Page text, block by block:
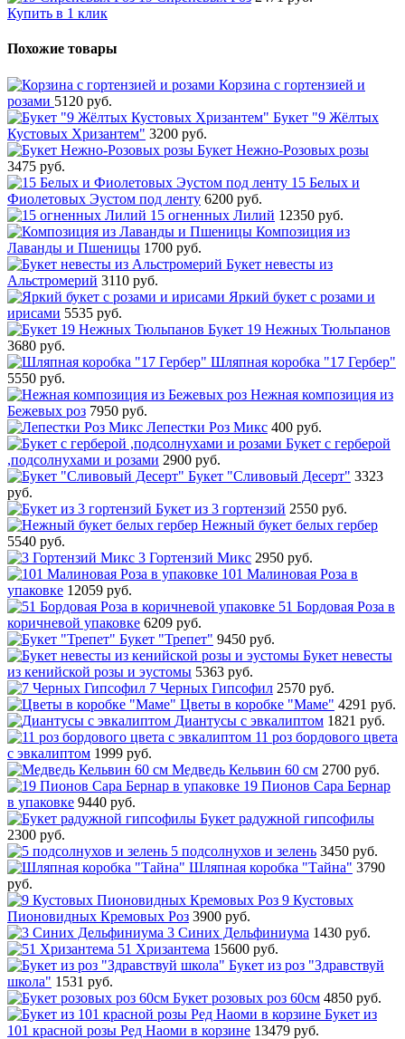
Купить в 1 клик
Похожие товары
Корзина с гортензией и
розами 5120 руб.
Букет "9 Жёлтых
Кустовых Хризантем" 3200 руб.
Букет Нежно-Розовых розы
3475 руб.
15 Белых и
Фиолетовых Эустом под ленту 6200 руб.
15 огненных Лилий 12350 руб.
Композиция из
Лаванды и Пшеницы 1700 руб.
Букет невесты из
Альстромерий 3110 руб.
Яркий букет с розами и
ирисами 5535 руб.
Букет 19 Нежных Тюльпанов
3680 руб.
Шляпная коробка "17 Гербер"
5550 руб.
Нежная композиция из
Бежевых роз 7950 руб.
Лепестки Роз Микс 400 руб.
Букет с герберой
,подсолнухами и розами 2900 руб.
Букет "Сливовый Десерт" 3323
руб.
Букет из 3 гортензий 2550 руб.
Нежный букет белых гербер
5540 руб.
3 Гортензий Микс 2950 руб.
101 Малиновая Роза в
упаковке 12059 руб.
51 Бордовая Роза в
коричневой упаковке 6209 руб.
Букет "Трепет" 9450 руб.
Букет невесты
из кенийской розы и эустомы 5363 руб.
7 Черных Гипсофил 2570 руб.
Цветы в коробке "Маме" 4291 руб.
Диантусы с эвкалиптом 1821 руб.
11 роз бордового цвета
с эвкалиптом 1999 руб.
Медведь Кельвин 60 см 2700 руб.
19 Пионов Сара Бернар
в упаковке 9440 руб.
Букет радужной гипсофилы
2300 руб.
5 подсолнухов и зелень 3450 руб.
Шляпная коробка "Тайна" 3790
руб.
9 Кустовых
Пионовидных Кремовых Роз 3900 руб.
3 Синих Дельфиниума 1430 руб.
51 Хризантема 15600 руб.
Букет из роз "Здравствуй
школа" 1531 руб.
Букет розовых роз 60см 4850 руб.
Букет из
101 красной розы Ред Наоми в корзине 13479 руб.